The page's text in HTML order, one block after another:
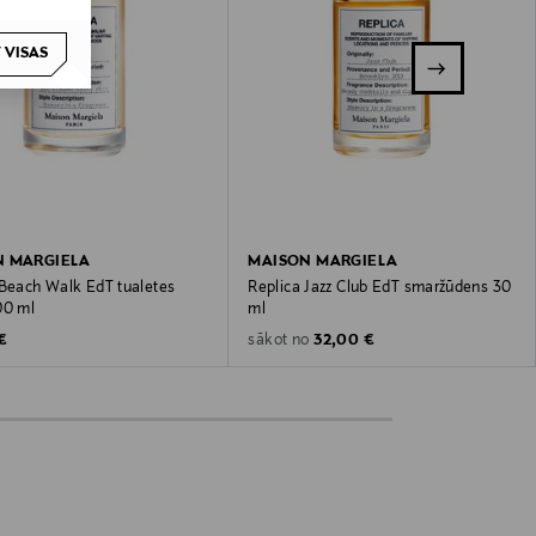
VISAS
MARGIELA
Walk EdT tualetes
ml
MAISON MARGIELA
Replica Jazz Club EdT smaržūdens 30
ml
sākot no Original Price
32,00 €